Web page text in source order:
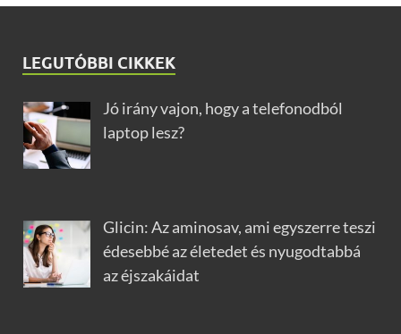
LEGUTÓBBI CIKKEK
Jó irány vajon, hogy a telefonodból
laptop lesz?
Glicin: Az aminosav, ami egyszerre teszi
édesebbé az életedet és nyugodtabbá
az éjszakáidat